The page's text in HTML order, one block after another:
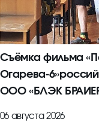
Съёмка фильма
Огарева-
ООО «БЛЭК
06 августа 2026